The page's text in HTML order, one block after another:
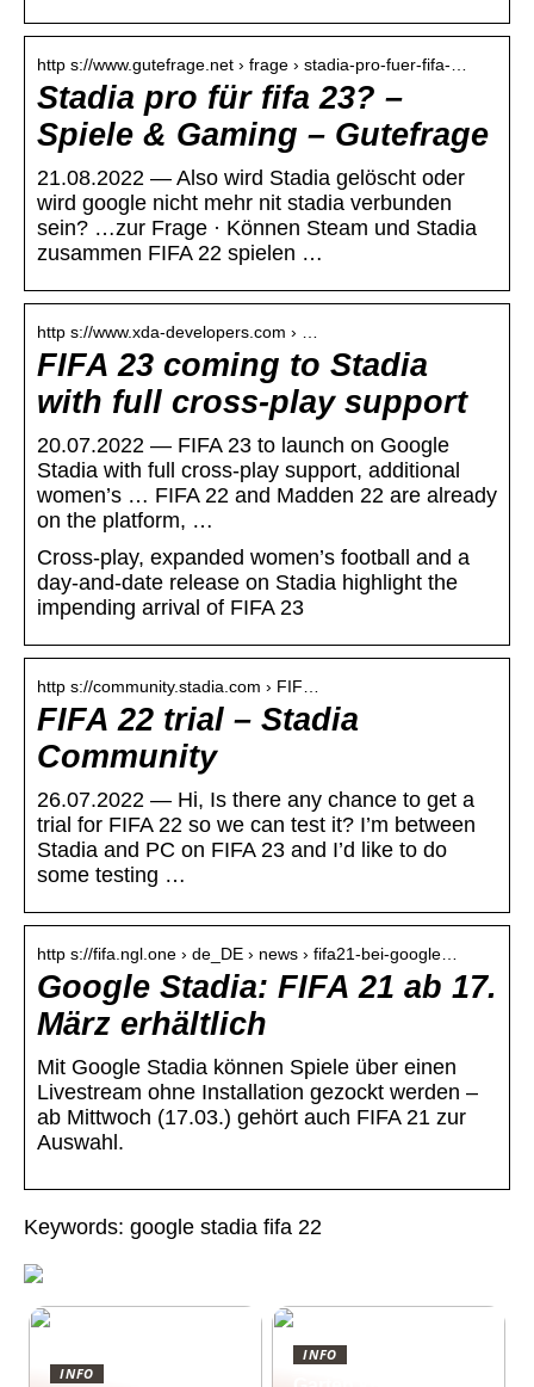
http s://www.gutefrage.net › frage › stadia-pro-fuer-fifa-…
Stadia pro für fifa 23? –
Spiele & Gaming – Gutefrage
21.08.2022 — Also wird Stadia gelöscht oder
wird google nicht mehr nit stadia verbunden
sein? …zur Frage · Können Steam und Stadia
zusammen FIFA 22 spielen …
http s://www.xda-developers.com › …
FIFA 23 coming to Stadia
with full cross-play support
20.07.2022 — FIFA 23 to launch on Google
Stadia with full cross-play support, additional
women’s … FIFA 22 and Madden 22 are already
on the platform, …
Cross-play, expanded women’s football and a
day-and-date release on Stadia highlight the
impending arrival of FIFA 23
http s://community.stadia.com › FIF…
FIFA 22 trial – Stadia
Community
26.07.2022 — Hi, Is there any chance to get a
trial for FIFA 22 so we can test it? I’m between
Stadia and PC on FIFA 23 and I’d like to do
some testing …
http s://fifa.ngl.one › de_DE › news › fifa21-bei-google…
Google Stadia: FIFA 21 ab 17.
März erhältlich
Mit Google Stadia können Spiele über einen
Livestream ohne Installation gezockt werden –
ab Mittwoch (17.03.) gehört auch FIFA 21 zur
Auswahl.
Keywords: google stadia fifa 22
INFO
INFO